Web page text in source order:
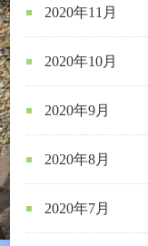
2020年11月
2020年10月
2020年9月
2020年8月
2020年7月